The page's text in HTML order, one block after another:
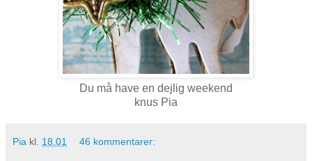
Du må have en dejlig weekend
knus Pia
Pia kl. 18.01 46 kommentarer: